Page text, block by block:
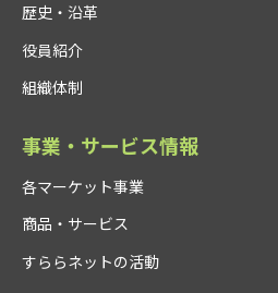
歴史・沿革
役員紹介
組織体制
事業・サービス情報
各マーケット事業
商品・サービス
すららネットの活動